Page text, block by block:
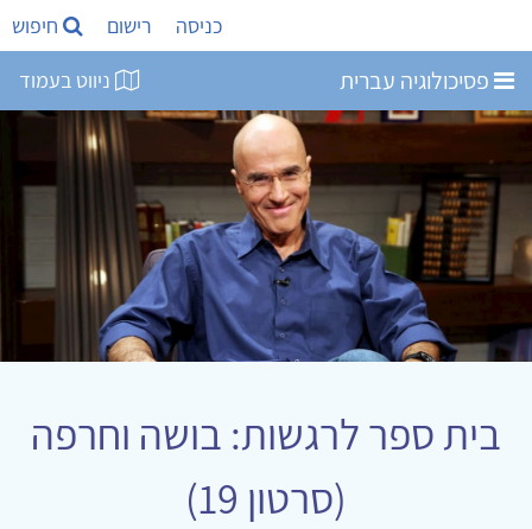
כניסה רישום חיפוש
פסיכולוגיה עברית ניווט בעמוד
בית ספר לרגשות: בושה וחרפה
(סרטון 19)